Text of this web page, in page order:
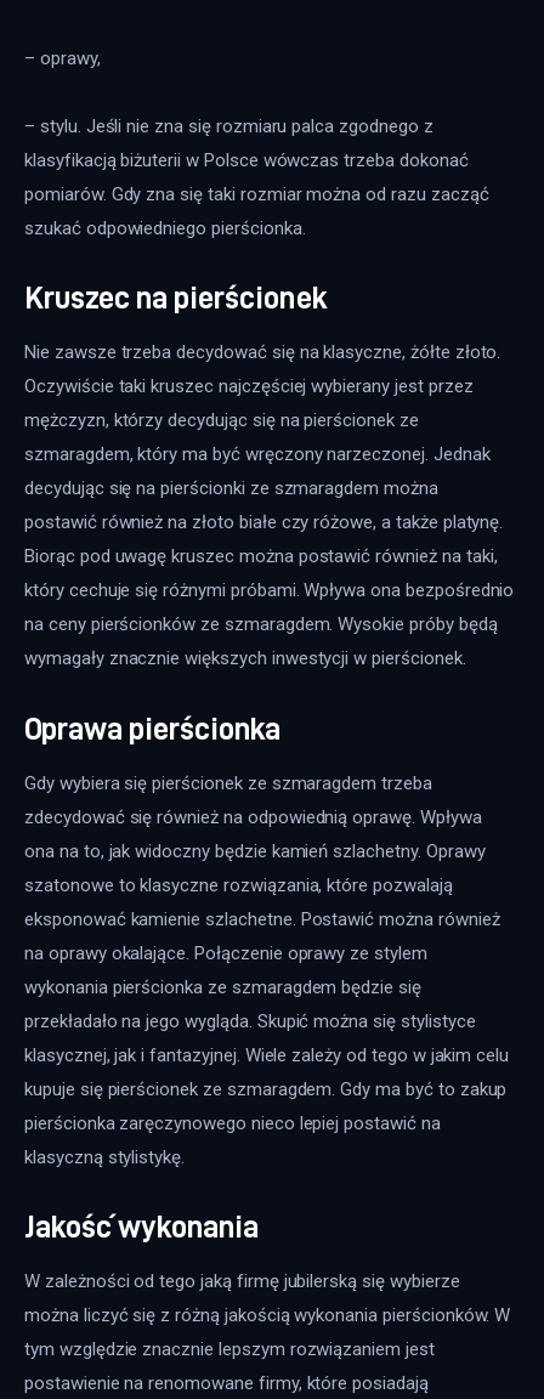
– oprawy,
– stylu. Jeśli nie zna się rozmiaru palca zgodnego z
klasyfikacją biżuterii w Polsce wówczas trzeba dokonać
pomiarów. Gdy zna się taki rozmiar można od razu zacząć
szukać odpowiedniego pierścionka.
Kruszec na pierścionek
Nie zawsze trzeba decydować się na klasyczne, żółte złoto.
Oczywiście taki kruszec najczęściej wybierany jest przez
mężczyzn, którzy decydując się na pierścionek ze
szmaragdem, który ma być wręczony narzeczonej. Jednak
decydując się na pierścionki ze szmaragdem można
postawić również na złoto białe czy różowe, a także platynę.
Biorąc pod uwagę kruszec można postawić również na taki,
który cechuje się różnymi próbami. Wpływa ona bezpośrednio
na ceny pierścionków ze szmaragdem. Wysokie próby będą
wymagały znacznie większych inwestycji w pierścionek.
Oprawa pierścionka
Gdy wybiera się pierścionek ze szmaragdem trzeba
zdecydować się również na odpowiednią oprawę. Wpływa
ona na to, jak widoczny będzie kamień szlachetny. Oprawy
szatonowe to klasyczne rozwiązania, które pozwalają
eksponować kamienie szlachetne. Postawić można również
na oprawy okalające. Połączenie oprawy ze stylem
wykonania pierścionka ze szmaragdem będzie się
przekładało na jego wygląda. Skupić można się stylistyce
klasycznej, jak i fantazyjnej. Wiele zależy od tego w jakim celu
kupuje się pierścionek ze szmaragdem. Gdy ma być to zakup
pierścionka zaręczynowego nieco lepiej postawić na
klasyczną stylistykę.
Jakość wykonania
W zależności od tego jaką firmę jubilerską się wybierze
można liczyć się z różną jakością wykonania pierścionków. W
tym względzie znacznie lepszym rozwiązaniem jest
postawienie na renomowane firmy, które posiadają